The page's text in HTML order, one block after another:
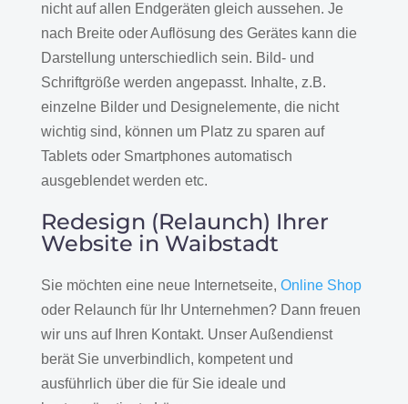
nicht auf allen Endgeräten gleich aussehen. Je
nach Breite oder Auflösung des Gerätes kann die
Darstellung unterschiedlich sein. Bild- und
Schriftgröße werden angepasst. Inhalte, z.B.
einzelne Bilder und Designelemente, die nicht
wichtig sind, können um Platz zu sparen auf
Tablets oder Smartphones automatisch
ausgeblendet werden etc.
Redesign (Relaunch) Ihrer
Website in Waibstadt
Sie möchten eine neue Internetseite, Online Shop
oder Relaunch für Ihr Unternehmen? Dann freuen
wir uns auf Ihren Kontakt. Unser Außendienst
berät Sie unverbindlich, kompetent und
ausführlich über die für Sie ideale und